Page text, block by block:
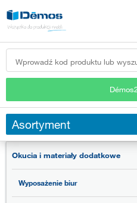
Asortyment
Okucia i materiały dodatkowe
Wyposażenie biur